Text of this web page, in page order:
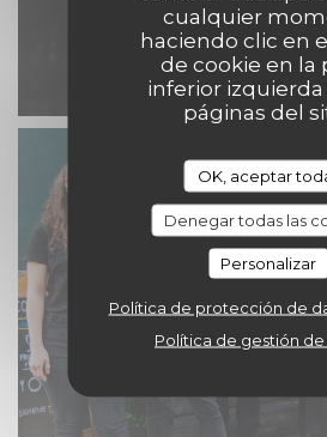
cualquier
haciendo clic en
de cookie en la
inferior izquierda
páginas del
OK, aceptar
Denegar todas las
Personalizar
Política de protección de
Política de gestión